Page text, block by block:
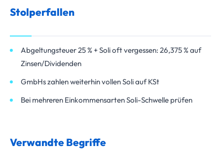
Stolperfallen
Abgeltungsteuer 25 % + Soli oft vergessen: 26,375 % auf
Zinsen/Dividenden
GmbHs zahlen weiterhin vollen Soli auf KSt
Bei mehreren Einkommensarten Soli-Schwelle prüfen
Verwandte Begriffe